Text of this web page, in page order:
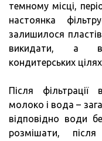
темному місці,
настоянка
залишилося
викидати, а
кондитерських
Після
молоко і вода –
відповідно води
розмішати,